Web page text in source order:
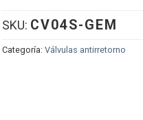
SKU: CV04S-GEM
Categoría: Válvulas antirretorno